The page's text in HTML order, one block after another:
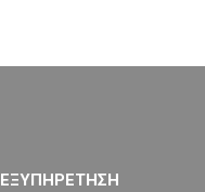
ΕΞΥΠΗΡΕΤΗΣΗ